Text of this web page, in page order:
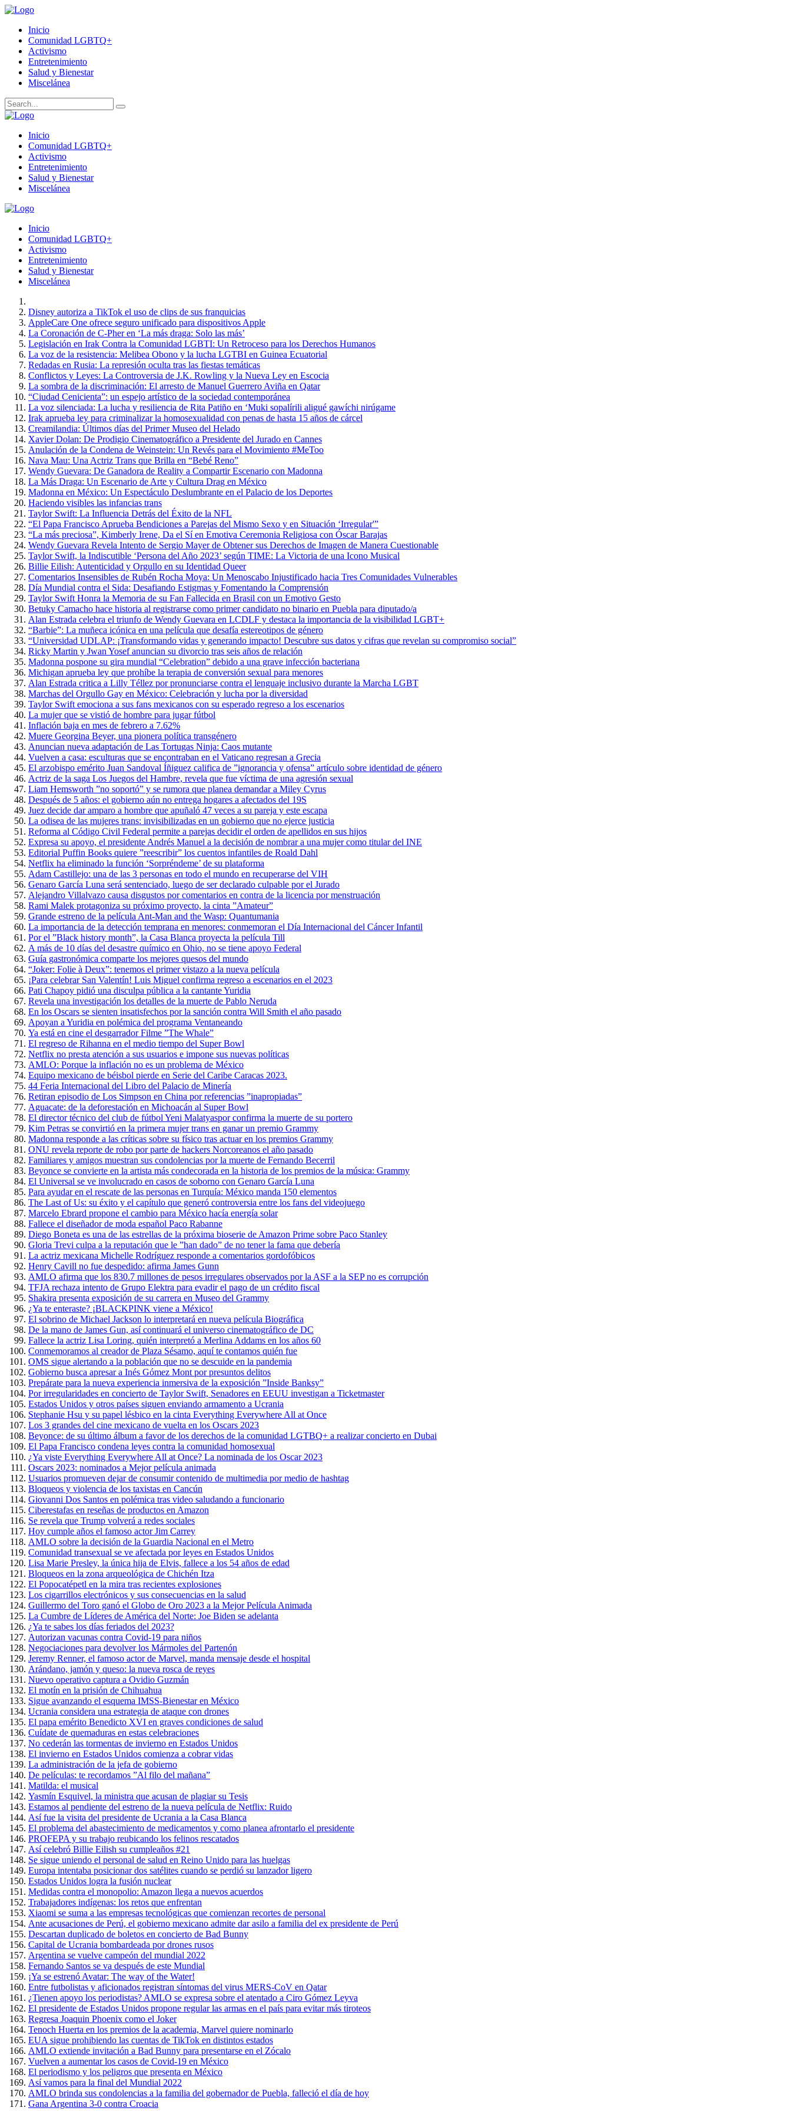
Inicio
Comunidad LGBTQ+
Activismo
Entretenimiento
Salud y Bienestar
Miscelánea
Inicio
Comunidad LGBTQ+
Activismo
Entretenimiento
Salud y Bienestar
Miscelánea
Inicio
Comunidad LGBTQ+
Activismo
Entretenimiento
Salud y Bienestar
Miscelánea
Disney autoriza a TikTok el uso de clips de sus franquicias
AppleCare One ofrece seguro unificado para dispositivos Apple
La Coronación de C-Pher en ‘La más draga: Solo las más’
Legislación en Irak Contra la Comunidad LGBTI: Un Retroceso para los Derechos Humanos
La voz de la resistencia: Melibea Obono y la lucha LGTBI en Guinea Ecuatorial
Redadas en Rusia: La represión oculta tras las fiestas temáticas
Conflictos y Leyes: La Controversia de J.K. Rowling y la Nueva Ley en Escocia
La sombra de la discriminación: El arresto de Manuel Guerrero Aviña en Qatar
“Ciudad Cenicienta”: un espejo artístico de la sociedad contemporánea
La voz silenciada: La lucha y resiliencia de Rita Patiño en ‘Muki sopalírili aligué gawíchi nirúgame
Irak aprueba ley para criminalizar la homosexualidad con penas de hasta 15 años de cárcel
Creamilandia: Últimos días del Primer Museo del Helado
Xavier Dolan: De Prodigio Cinematográfico a Presidente del Jurado en Cannes
Anulación de la Condena de Weinstein: Un Revés para el Movimiento #MeToo
Nava Mau: Una Actriz Trans que Brilla en “Bebé Reno”
Wendy Guevara: De Ganadora de Reality a Compartir Escenario con Madonna
La Más Draga: Un Escenario de Arte y Cultura Drag en México
Madonna en México: Un Espectáculo Deslumbrante en el Palacio de los Deportes
Haciendo visibles las infancias trans
Taylor Swift: La Influencia Detrás del Éxito de la NFL
“El Papa Francisco Aprueba Bendiciones a Parejas del Mismo Sexo y en Situación ‘Irregular'”
“La más preciosa”, Kimberly Irene, Da el Sí en Emotiva Ceremonia Religiosa con Óscar Barajas
Wendy Guevara Revela Intento de Sergio Mayer de Obtener sus Derechos de Imagen de Manera Cuestionable
Taylor Swift, la Indiscutible ‘Persona del Año 2023’ según TIME: La Victoria de una Icono Musical
Billie Eilish: Autenticidad y Orgullo en su Identidad Queer
Comentarios Insensibles de Rubén Rocha Moya: Un Menoscabo Injustificado hacia Tres Comunidades Vulnerables
Día Mundial contra el Sida: Desafiando Estigmas y Fomentando la Comprensión
Taylor Swift Honra la Memoria de su Fan Fallecida en Brasil con un Emotivo Gesto
Betuky Camacho hace historia al registrarse como primer candidato no binario en Puebla para diputado/a
Alan Estrada celebra el triunfo de Wendy Guevara en LCDLF y destaca la importancia de la visibilidad LGBT+
“Barbie”: La muñeca icónica en una película que desafía estereotipos de género
“Universidad UDLAP: ¡Transformando vidas y generando impacto! Descubre sus datos y cifras que revelan su compromiso social”
Ricky Martin y Jwan Yosef anuncian su divorcio tras seis años de relación
Madonna pospone su gira mundial “Celebration” debido a una grave infección bacteriana
Michigan aprueba ley que prohíbe la terapia de conversión sexual para menores
Alan Estrada critica a Lilly Téllez por pronunciarse contra el lenguaje inclusivo durante la Marcha LGBT
Marchas del Orgullo Gay en México: Celebración y lucha por la diversidad
Taylor Swift emociona a sus fans mexicanos con su esperado regreso a los escenarios
La mujer que se vistió de hombre para jugar fútbol
Inflación baja en mes de febrero a 7.62%
Muere Georgina Beyer, una pionera política transgénero
Anuncian nueva adaptación de Las Tortugas Ninja: Caos mutante
Vuelven a casa: esculturas que se encontraban en el Vaticano regresan a Grecia
El arzobispo emérito Juan Sandoval Íñiguez califica de ”ignorancia y ofensa” artículo sobre identidad de género
Actriz de la saga Los Juegos del Hambre, revela que fue víctima de una agresión sexual
Liam Hemsworth ”no soportó” y se rumora que planea demandar a Miley Cyrus
Después de 5 años: el gobierno aún no entrega hogares a afectados del 19S
Juez decide dar amparo a hombre que apuñaló 47 veces a su pareja y este escapa
La odisea de las mujeres trans: invisibilizadas en un gobierno que no ejerce justicia
Reforma al Código Civil Federal permite a parejas decidir el orden de apellidos en sus hijos
Expresa su apoyo, el presidente Andrés Manuel a la decisión de nombrar a una mujer como titular del INE
Editorial Puffin Books quiere ”reescribir” los cuentos infantiles de Roald Dahl
Netflix ha eliminado la función ‘Sorpréndeme’ de su plataforma
Adam Castillejo: una de las 3 personas en todo el mundo en recuperarse del VIH
Genaro García Luna será sentenciado, luego de ser declarado culpable por el Jurado
Alejandro Villalvazo causa disgustos por comentarios en contra de la licencia por menstruación
Rami Malek protagoniza su próximo proyecto, la cinta ”Amateur”
Grande estreno de la película Ant-Man and the Wasp: Quantumania
La importancia de la detección temprana en menores: conmemoran el Día Internacional del Cáncer Infantil
Por el ”Black history month”, la Casa Blanca proyecta la película Till
A más de 10 días del desastre químico en Ohio, no se tiene apoyo Federal
Guía gastronómica comparte los mejores quesos del mundo
“Joker: Folie à Deux”: tenemos el primer vistazo a la nueva película
¡Para celebrar San Valentín! Luis Miguel confirma regreso a escenarios en el 2023
Pati Chapoy pidió una disculpa pública a la cantante Yuridia
Revela una investigación los detalles de la muerte de Pablo Neruda
En los Oscars se sienten insatisfechos por la sanción contra Will Smith el año pasado
Apoyan a Yuridia en polémica del programa Ventaneando
Ya está en cine el desgarrador Filme ”The Whale”
El regreso de Rihanna en el medio tiempo del Super Bowl
Netflix no presta atención a sus usuarios e impone sus nuevas políticas
AMLO: Porque la inflación no es un problema de México
Equipo mexicano de béisbol pierde en Serie del Caribe Caracas 2023.
44 Feria Internacional del Libro del Palacio de Minería
Retiran episodio de Los Simpson en China por referencias ”inapropiadas”
Aguacate: de la deforestación en Michoacán al Super Bowl
El director técnico del club de fútbol Yeni Malatyaspor confirma la muerte de su portero
Kim Petras se convirtió en la primera mujer trans en ganar un premio Grammy
Madonna responde a las críticas sobre su físico tras actuar en los premios Grammy
ONU revela reporte de robo por parte de hackers Norcoreanos el año pasado
Familiares y amigos muestran sus condolencias por la muerte de Fernando Becerril
Beyonce se convierte en la artista más condecorada en la historia de los premios de la música: Grammy
El Universal se ve involucrado en casos de soborno con Genaro García Luna
Para ayudar en el rescate de las personas en Turquía: México manda 150 elementos
The Last of Us: su éxito y el capítulo que generó controversia entre los fans del videojuego
Marcelo Ebrard propone el cambio para México hacía energía solar
Fallece el diseñador de moda español Paco Rabanne
Diego Boneta es una de las estrellas de la próxima bioserie de Amazon Prime sobre Paco Stanley
Gloria Trevi culpa a la reputación que le ”han dado” de no tener la fama que debería
La actriz mexicana Michelle Rodríguez responde a comentarios gordofóbicos
Henry Cavill no fue despedido: afirma James Gunn
AMLO afirma que los 830.7 millones de pesos irregulares observados por la ASF a la SEP no es corrupción
TFJA rechaza intento de Grupo Elektra para evadir el pago de un crédito fiscal
Shakira presenta exposición de su carrera en Museo del Grammy
¿Ya te enteraste? ¡BLACKPINK viene a México!
El sobrino de Michael Jackson lo interpretará en nueva película Biográfica
De la mano de James Gun, así continuará el universo cinematográfico de DC
Fallece la actriz Lisa Loring, quién interpretó a Merlina Addams en los años 60
Conmemoramos al creador de Plaza Sésamo, aquí te contamos quién fue
OMS sigue alertando a la población que no se descuide en la pandemia
Gobierno busca apresar a Inés Gómez Mont por presuntos delitos
Prepárate para la nueva experiencia inmersiva de la exposición ”Inside Banksy”
Por irregularidades en concierto de Taylor Swift, Senadores en EEUU investigan a Ticketmaster
Estados Unidos y otros países siguen enviando armamento a Ucrania
Stephanie Hsu y su papel lésbico en la cinta Everything Everywhere All at Once
Los 3 grandes del cine mexicano de vuelta en los Oscars 2023
Beyonce: de su último álbum a favor de los derechos de la comunidad LGTBQ+ a realizar concierto en Dubai
El Papa Francisco condena leyes contra la comunidad homosexual
¿Ya viste Everything Everywhere All at Once? La nominada de los Oscar 2023
Oscars 2023: nominados a Mejor película animada
Usuarios promueven dejar de consumir contenido de multimedia por medio de hashtag
Bloqueos y violencia de los taxistas en Cancún
Giovanni Dos Santos en polémica tras video saludando a funcionario
Ciberestafas en reseñas de productos en Amazon
Se revela que Trump volverá a redes sociales
Hoy cumple años el famoso actor Jim Carrey
AMLO sobre la decisión de la Guardia Nacional en el Metro
Comunidad transexual se ve afectada por leyes en Estados Unidos
Lisa Marie Presley, la única hija de Elvis, fallece a los 54 años de edad
Bloqueos en la zona arqueológica de Chichén Itza
El Popocatépetl en la mira tras recientes explosiones
Los cigarrillos electrónicos y sus consecuencias en la salud
Guillermo del Toro ganó el Globo de Oro 2023 a la Mejor Película Animada
La Cumbre de Líderes de América del Norte: Joe Biden se adelanta
¿Ya te sabes los días feriados del 2023?
Autorizan vacunas contra Covid-19 para niños
Negociaciones para devolver los Mármoles del Partenón
Jeremy Renner, el famoso actor de Marvel, manda mensaje desde el hospital
Arándano, jamón y queso: la nueva rosca de reyes
Nuevo operativo captura a Ovidio Guzmán
El motín en la prisión de Chihuahua
Sigue avanzando el esquema IMSS-Bienestar en México
Ucrania considera una estrategia de ataque con drones
El papa emérito Benedicto XVI en graves condiciones de salud
Cuídate de quemaduras en estas celebraciones
No cederán las tormentas de invierno en Estados Unidos
El invierno en Estados Unidos comienza a cobrar vidas
La administración de la jefa de gobierno
De películas: te recordamos ”Al filo del mañana”
Matilda: el musical
Yasmín Esquivel, la ministra que acusan de plagiar su Tesis
Estamos al pendiente del estreno de la nueva película de Netflix: Ruido
Así fue la visita del presidente de Ucrania a la Casa Blanca
El problema del abastecimiento de medicamentos y como planea afrontarlo el presidente
PROFEPA y su trabajo reubicando los felinos rescatados
Así celebró Billie Eilish su cumpleaños #21
Se sigue uniendo el personal de salud en Reino Unido para las huelgas
Europa intentaba posicionar dos satélites cuando se perdió su lanzador ligero
Estados Unidos logra la fusión nuclear
Medidas contra el monopolio: Amazon llega a nuevos acuerdos
Trabajadores indígenas: los retos que enfrentan
Xiaomi se suma a las empresas tecnológicas que comienzan recortes de personal
Ante acusaciones de Perú, el gobierno mexicano admite dar asilo a familia del ex presidente de Perú
Descartan duplicado de boletos en concierto de Bad Bunny
Capital de Ucrania bombardeada por drones rusos
Argentina se vuelve campeón del mundial 2022
Fernando Santos se va después de este Mundial
¡Ya se estrenó Avatar: The way of the Water!
Entre futbolistas y aficionados registran síntomas del virus MERS-CoV en Qatar
¿Tienen apoyo los periodistas? AMLO se expresa sobre el atentado a Ciro Gómez Leyva
El presidente de Estados Unidos propone regular las armas en el país para evitar más tiroteos
Regresa Joaquin Phoenix como el Joker
Tenoch Huerta en los premios de la academia, Marvel quiere nominarlo
EUA sigue prohibiendo las cuentas de TikTok en distintos estados
AMLO extiende invitación a Bad Bunny para presentarse en el Zócalo
Vuelven a aumentar los casos de Covid-19 en México
El periodismo y los peligros que presenta en México
Así vamos para la final del Mundial 2022
AMLO brinda sus condolencias a la familia del gobernador de Puebla, falleció el día de hoy
Gana Argentina 3-0 contra Croacia